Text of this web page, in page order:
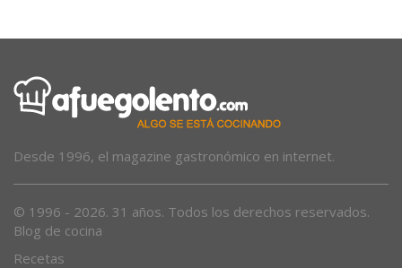
Desde 1996, el magazine gastronómico en internet.
© 1996 - 2026. 31 años. Todos los derechos reservados.
Blog de cocina
Recetas